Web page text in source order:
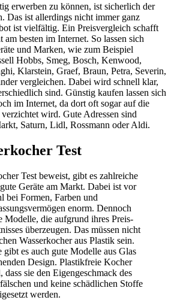
erwerben zu können, ist sicherlich der
Das ist allerdings nicht immer ganz
ist vielfältig. Ein Preisvergleich schafft
besten im Internet. So lassen sich
und Marken, wie zum Beispiel
Hobbs, Smeg, Bosch, Kenwood,
Klarstein, Graef, Braun, Petra, Severin,
vergleichen. Dabei wird schnell klar,
sind. Günstig kaufen lassen sich
im Internet, da dort oft sogar auf die
wird. Gute Adressen sind
Saturn, Lidl, Rossmann oder Aldi.
Test
Test beweist, gibt es zahlreiche
Geräte am Markt. Dabei ist vor
bei Formen, Farben und
enorm. Dennoch
Modelle, die aufgrund ihres Preis-
überzeugen. Das müssen nicht
Wasserkocher aus Plastik sein.
es auch gute Modelle aus Glas
Design. Plastikfreie Kocher
dass sie den Eigengeschmack des
und keine schädlichen Stoffe
werden.